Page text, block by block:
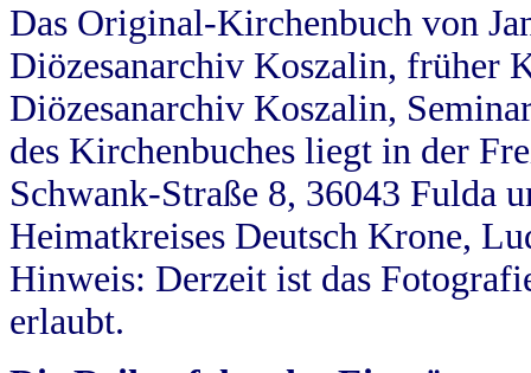
Das Original-Kirchenbuch von
Diözesanarchiv Koszalin, früher
Diözesanarchiv Koszalin,
des Kirchenbuches liegt in der
Schwank-Straße 8, 36043 Fulda
Heimatkreises Deutsch Krone,
Hinweis: Derzeit ist das
erlaubt.